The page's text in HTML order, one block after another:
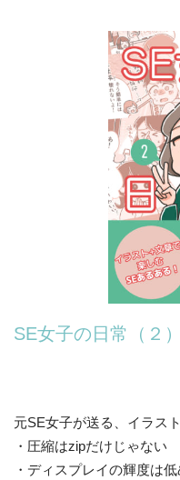
SE女子の日常（２）
元SE女子が送る、イラス
・圧縮はzipだけじゃない
・ディスプレイの輝度は